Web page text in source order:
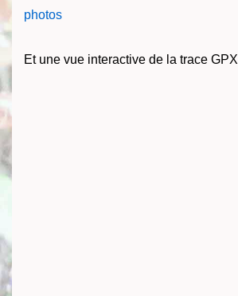
photos
Et une vue interactive de la trace GPX